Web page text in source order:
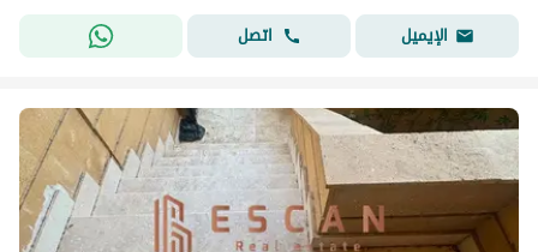
الإيميل
اتصل